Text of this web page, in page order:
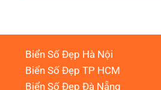
Biển Số Đẹp Hà Nội
Biển Số Đẹp TP HCM
Biển Số Đẹp Đà Nẵng